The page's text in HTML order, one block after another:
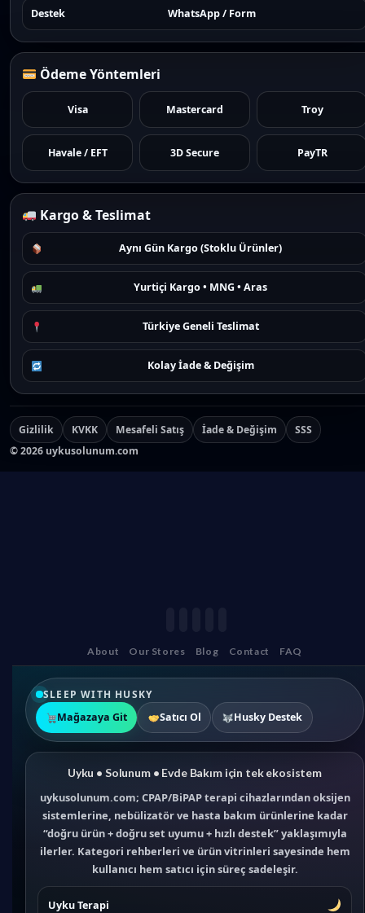
Destek WhatsApp / Form
Ödeme Yöntemleri
Visa Mastercard Troy
Havale / EFT 3D Secure PayTR
Kargo & Teslimat
Aynı Gün Kargo (Stoklu Ürünler)
Yurtiçi Kargo • MNG • Aras
Türkiye Geneli Teslimat
Kolay İade & Değişim
Gizlilik KVKK Mesafeli Satış İade & Değişim
SSS
©2026 uykusolunum.com
About Our Stores Blog Contact FAQ
SLEEP WITH HUSKY
Mağazaya Git
Satıcı Ol Husky Destek
Uyku • Solunum • Evde Bakım için tek ekosistem
uykusolunum.com; CPAP/BiPAP terapi cihazlarından oksijen
sistemlerine, nebülizatör ve hasta bakım ürünlerine kadar
“doğru ürün + doğru set uyumu + hızlı destek” yaklaşımıyla
ilerler. Kategori rehberleri ve ürün vitrinleri sayesinde hem
kullanıcı hem satıcı için süreç sadeleşir.
Uyku Terapi